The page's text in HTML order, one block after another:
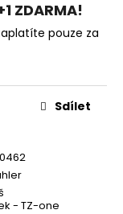
ZDARMA!
pouze za
- TZ-one
Sdílet